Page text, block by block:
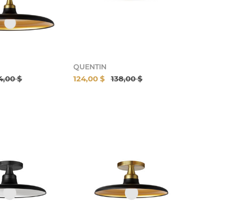
$
QUENTIN
124,00 $ 138,00 $